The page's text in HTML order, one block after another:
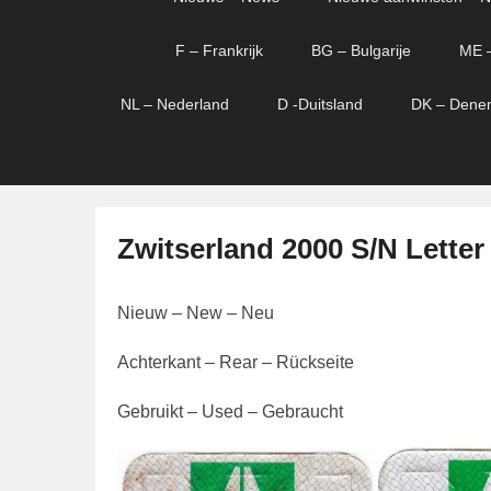
F – Frankrijk BG – Bulgarije ME
NL – Nederland D -Duitsland DK –
Zwitserland 2000 S/N Letter
e
l
a
s
Nieuw – New – Neu
Achterkant – Rear – Rückseite
Gebruikt – Used – Gebraucht